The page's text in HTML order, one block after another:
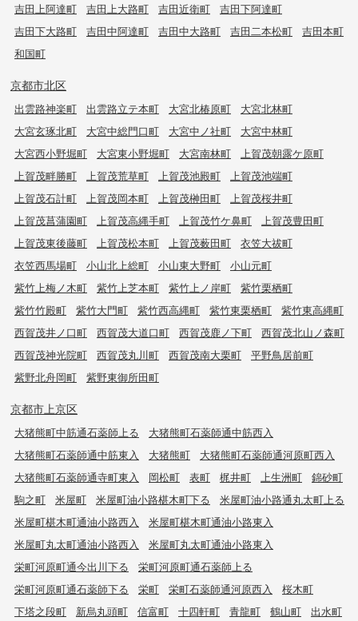
吉田上阿達町
吉田上大路町 吉田近衛町
吉田下阿達町
吉田下大路町
吉田中阿達町 吉田中大路町 吉田二本松町
吉田本町
和国町
京都市北区
出雲路神楽町 出雲路立テ本町 大宮北椿原町
大宮北林町
大宮玄琢北町
大宮中総門口町 大宮中ノ社町
大宮中林町
大宮西小野堀町
大宮東小野堀町 大宮南林町
上賀茂朝露ケ原町
上賀茂畔勝町
上賀茂荒草町 上賀茂池殿町
上賀茂池端町
上賀茂石計町
上賀茂岡本町 上賀茂榊田町
上賀茂桜井町
上賀茂菖蒲園町
上賀茂高縄手町 上賀茂竹ケ鼻町
上賀茂豊田町
上賀茂東後藤町
上賀茂松本町 上賀茂薮田町
衣笠大祓町
衣笠西馬場町
小山北上総町 小山東大野町
小山元町
紫竹上梅ノ木町
紫竹上芝本町 紫竹上ノ岸町
紫竹栗栖町
紫竹竹殿町
紫竹大門町 紫竹西高縄町 紫竹東栗栖町
紫竹東高縄町
西賀茂井ノ口町
西賀茂大道口町 西賀茂鹿ノ下町
西賀茂北山ノ森町
西賀茂神光院町
西賀茂丸川町 西賀茂南大栗町
平野鳥居前町
紫野北舟岡町
紫野東御所田町
京都市上京区
大猪熊町中筋通石薬師上る
大猪熊町石薬師通中筋西入
大猪熊町石薬師通中筋東入
大猪熊町
大猪熊町石薬師通河原町西入
大猪熊町石薬師通寺町東入
岡松町 表町 梶井町 上生洲町
錦砂町
駒之町
米屋町 米屋町油小路椹木町下る
米屋町油小路通丸太町上る
米屋町椹木町通油小路西入
米屋町椹木町通油小路東入
米屋町丸太町通油小路西入
米屋町丸太町通油小路東入
栄町河原町通今出川下る
栄町河原町通石薬師上る
栄町河原町通石薬師下る
栄町 栄町石薬師通河原西入
桜木町
下塔之段町
新烏丸頭町 信富町 十四軒町 青龍町 鶴山町
出水町